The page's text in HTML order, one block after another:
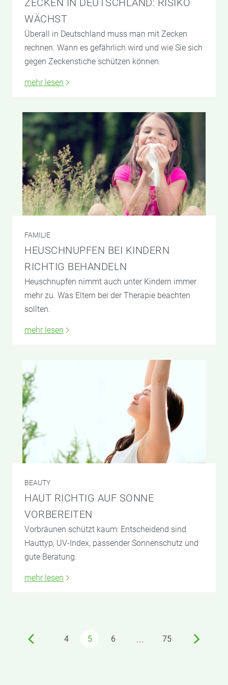
ZECKEN IN DEUTSCHLAND: RISIKO
WÄCHST
Überall in Deutschland muss man mit Zecken
rechnen. Wann es gefährlich wird und wie Sie sich
gegen Zeckenstiche schützen können.
mehr lesen
FAMILIE
HEUSCHNUPFEN BEI KINDERN
RICHTIG BEHANDELN
Heuschnupfen nimmt auch unter Kindern immer
mehr zu. Was Eltern bei der Therapie beachten
sollten.
mehr lesen
BEAUTY
HAUT RICHTIG AUF SONNE
VORBEREITEN
Vorbräunen schützt kaum: Entscheidend sind
Hauttyp, UV-Index, passender Sonnenschutz und
gute Beratung.
mehr lesen
4 5 6 … 75